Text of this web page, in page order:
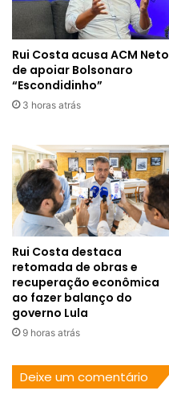
Rui Costa acusa ACM Neto
de apoiar Bolsonaro
“Escondidinho”
3 horas atrás
Rui Costa destaca
retomada de obras e
recuperação econômica
ao fazer balanço do
governo Lula
9 horas atrás
Deixe um comentário